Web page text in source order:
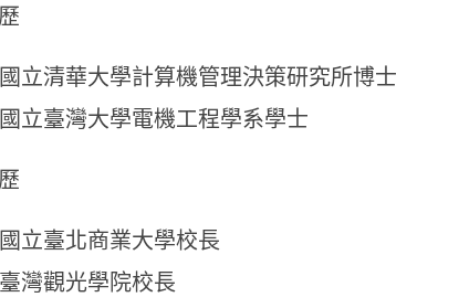
國立清華大學計算機管理決策研究所博士
國立臺灣大學電機工程學系學士
國立臺北商業大學校長
臺灣觀光學院校長